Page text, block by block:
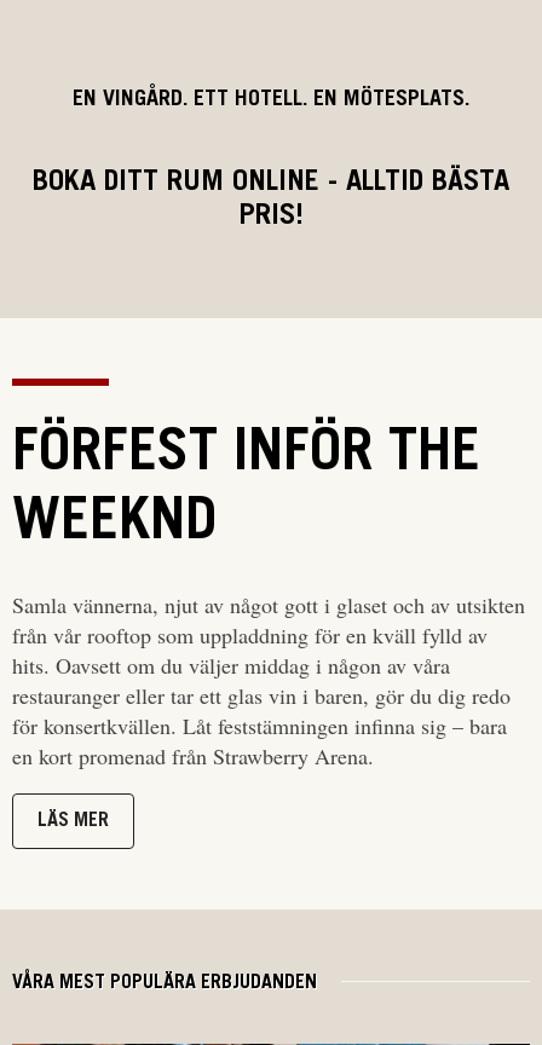
EN VINGÅRD. ETT HOTELL. EN MÖTESPLATS.
BOKA DITT RUM ONLINE - ALLTID BÄSTA
PRIS!
FÖRFEST INFÖR THE
WEEKND
Samla vännerna, njut av något gott i glaset och av utsikten
från vår rooftop som uppladdning för en kväll fylld av
hits. Oavsett om du väljer middag i någon av våra
restauranger eller tar ett glas vin i baren, gör du dig redo
för konsertkvällen. Låt feststämningen infinna sig – bara
en kort promenad från Strawberry Arena.
LÄS MER
VÅRA MEST POPULÄRA ERBJUDANDEN